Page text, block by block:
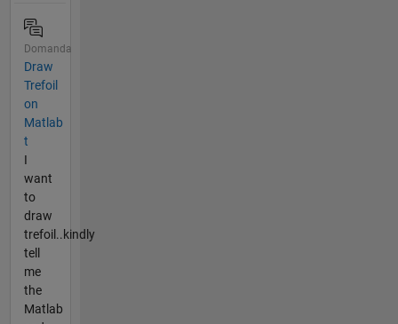
Domanda
Draw
Trefoil
on
Matlab
t
I
want
to
draw
trefoil..kindly
tell
me
the
Matlab